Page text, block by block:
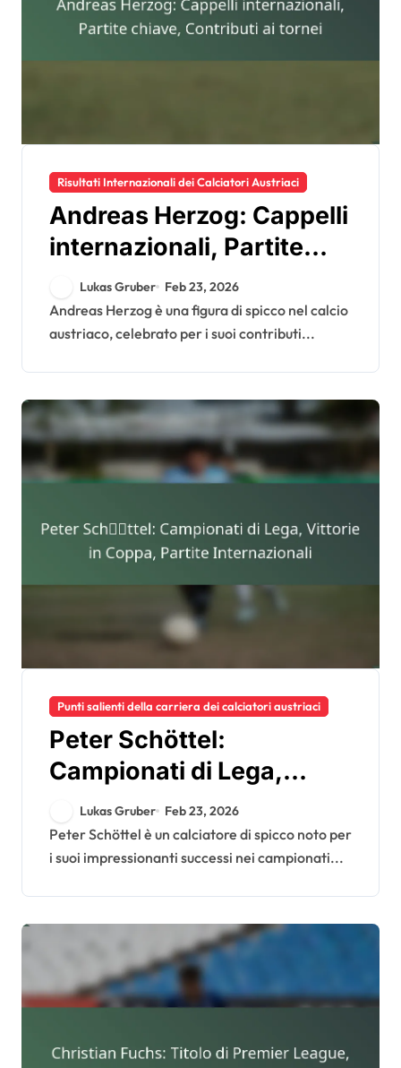
Risultati Internazionali dei Calciatori Austriaci
Andreas Herzog: Cappelli
internazionali, Partite
chiave, Contributi ai
tornei
Lukas Gruber Feb 23, 2026
Andreas Herzog è una figura di spicco nel calcio
austriaco, celebrato per i suoi contributi...
Punti salienti della carriera dei calciatori austriaci
Peter Schöttel:
Campionati di Lega,
Vittorie in Coppa, Partite
Internazionali
Lukas Gruber Feb 23, 2026
Peter Schöttel è un calciatore di spicco noto per
i suoi impressionanti successi nei campionati...